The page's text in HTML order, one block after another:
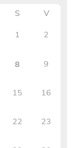
S V
1 2
8 9
15 16
22 23